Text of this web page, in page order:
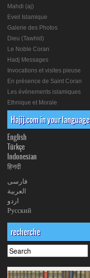
Mahdi (aj)
Eveil Islamique
Galerie des Photos
Dieu (Tawhid)
Le Noble Coran
Hadj Messages
Invocations et visites pieuse
En présence de Saint Coran
Les événements islamiques
Ethnique et Morale
Hajij.com in your language
English
Türkçe
Indonesian
हिनदी
فارسی
العربیة
اردو
Русский
recherche